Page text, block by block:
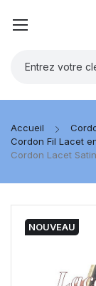
Accueil
Cordon Fil Lacet
Cordon Lacet
NOUVEAU